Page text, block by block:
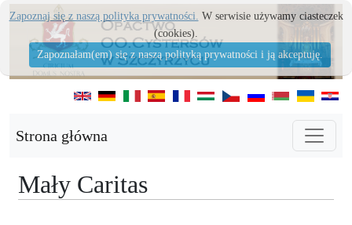
Strona główna
Mały Caritas
Zapoznaj się z naszą polityka prywatności. W serwisie używamy ciasteczek
(cookies).
Zapoznałam(em) się z naszą polityką prywatności i ją akceptuję.